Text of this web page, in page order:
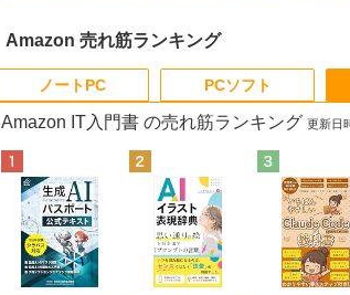
Amazon 売れ筋ランキング
ノートPC PCソフト
Amazon IT入門書 の売れ筋ランキング 更新日